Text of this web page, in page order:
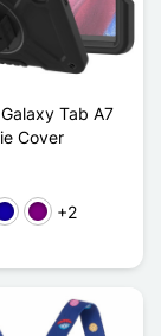
Tab A7
Cover
Violett
+2